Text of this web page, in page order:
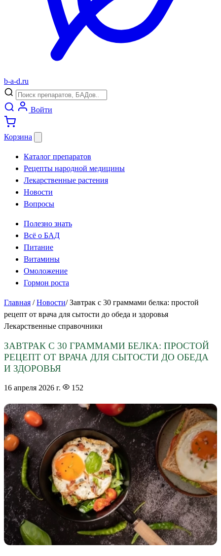
b-a-d.ru
Войти
Корзина
Каталог препаратов
Рецепты народной медицины
Лекарственные растения
Новости
Вопросы
Полезно знать
Всё о БАД
Питание
Витамины
Омоложение
Гормон роста
Главная / Новости/ Завтрак с 30 граммами белка: простой
рецепт от врача для сытости до обеда и здоровья
Лекарственные справочники
ЗАВТРАК С 30 ГРАММАМИ БЕЛКА: ПРОСТОЙ
РЕЦЕПТ ОТ ВРАЧА ДЛЯ СЫТОСТИ ДО ОБЕДА
И ЗДОРОВЬЯ
16 апреля 2026 г. 152